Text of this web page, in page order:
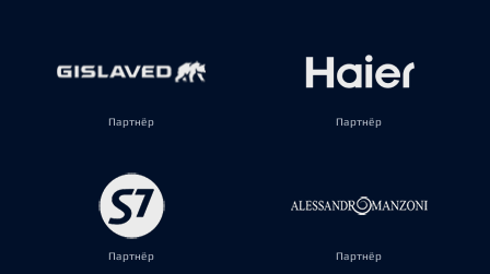
Партнёр Партнёр
Партнёр Партнёр